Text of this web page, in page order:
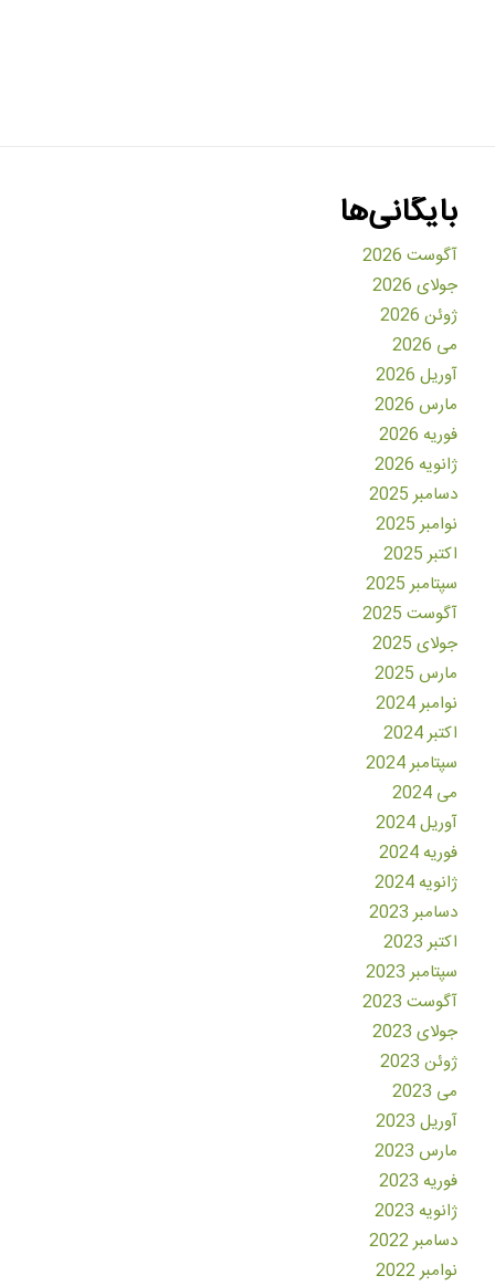
بایگانی‌ها
آگوست 2026
جولای 2026
ژوئن 2026
می 2026
آوریل 2026
مارس 2026
فوریه 2026
ژانویه 2026
دسامبر 2025
نوامبر 2025
اکتبر 2025
سپتامبر 2025
آگوست 2025
جولای 2025
مارس 2025
نوامبر 2024
اکتبر 2024
سپتامبر 2024
می 2024
آوریل 2024
فوریه 2024
ژانویه 2024
دسامبر 2023
اکتبر 2023
سپتامبر 2023
آگوست 2023
جولای 2023
ژوئن 2023
می 2023
آوریل 2023
مارس 2023
فوریه 2023
ژانویه 2023
دسامبر 2022
نوامبر 2022